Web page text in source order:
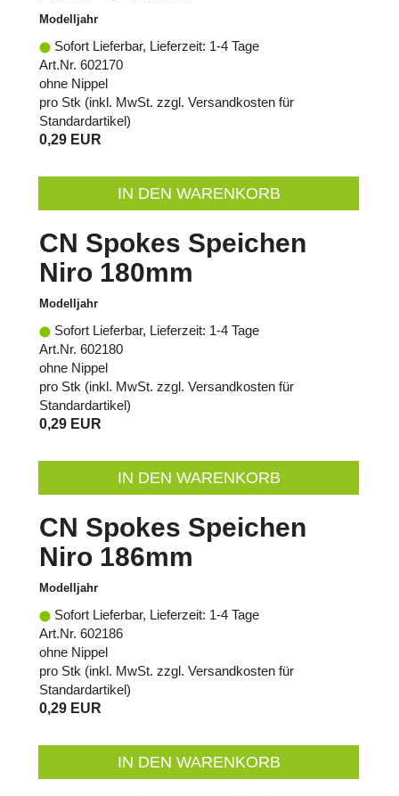
Modelljahr
Sofort Lieferbar, Lieferzeit: 1-4 Tage
Art.Nr. 602170
ohne Nippel
pro Stk (inkl. MwSt. zzgl. Versandkosten für
Standardartikel)
0,29 EUR
IN DEN WARENKORB
CN Spokes Speichen
Niro 180mm
Modelljahr
Sofort Lieferbar, Lieferzeit: 1-4 Tage
Art.Nr. 602180
ohne Nippel
pro Stk (inkl. MwSt. zzgl. Versandkosten für
Standardartikel)
0,29 EUR
IN DEN WARENKORB
CN Spokes Speichen
Niro 186mm
Modelljahr
Sofort Lieferbar, Lieferzeit: 1-4 Tage
Art.Nr. 602186
ohne Nippel
pro Stk (inkl. MwSt. zzgl. Versandkosten für
Standardartikel)
0,29 EUR
IN DEN WARENKORB